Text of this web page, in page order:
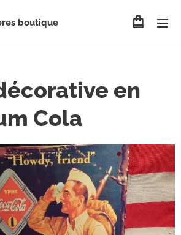
boutique
en
Cola